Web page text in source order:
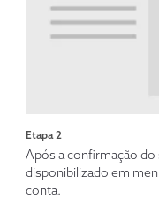
Etapa 2
Após a confirmação
disponibilizado em
conta.